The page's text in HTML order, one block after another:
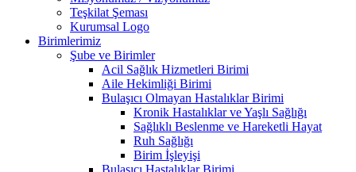
Teşkilat Şeması
Kurumsal Logo
Birimlerimiz
Şube ve Birimler
Acil Sağlık Hizmetleri Birimi
Aile Hekimliği Birimi
Bulaşıcı Olmayan Hastalıklar Birimi
Kronik Hastalıklar ve Yaşlı Sağlığı
Sağlıklı Beslenme ve Hareketli Hayat
Ruh Sağlığı
Birim İşleyişi
Bulaşıcı Hastalıklar Birimi